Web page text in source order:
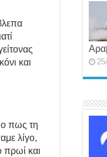
και
πως τη
λίγο,
πρωί και